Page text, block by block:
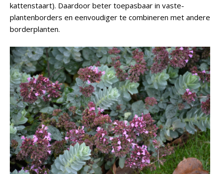
kattenstaart). Daardoor beter toepasbaar in vaste-
plantenborders en eenvoudiger te combineren met andere
borderplanten.